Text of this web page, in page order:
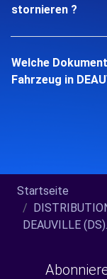
stornieren ?
Welche
Fahrzeug in
Startseite
DEAUVILLE